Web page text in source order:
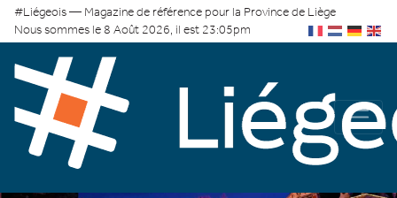
#Liégeois — Magazine de référence pour la Province de Liège
Nous sommes le 8 Août 2026, il est 23:05pm